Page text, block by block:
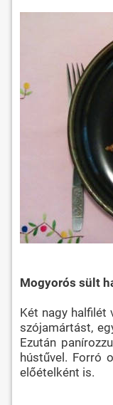
Mogyorós sült
Két nagy halfilét
szójamártást,
Ezután
hústűvel. Forró
előételként is.